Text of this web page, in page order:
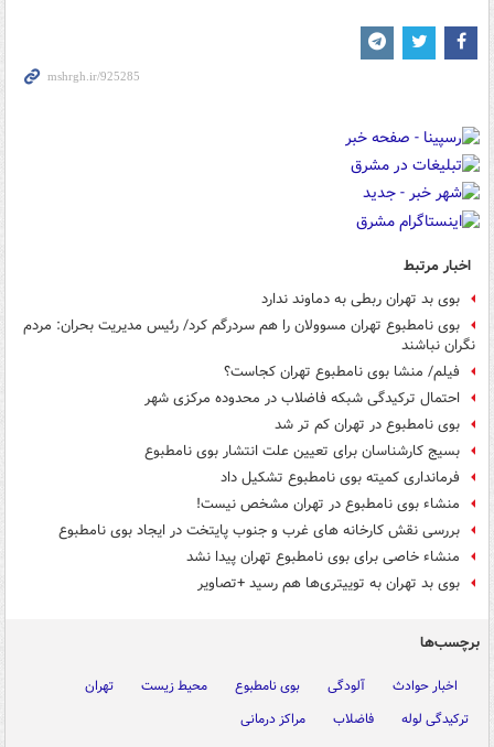
اخبار مرتبط
بوی بد تهران ربطی به دماوند ندارد
بوی نامطبوع تهران مسوولان را هم سردرگم کرد/ رئیس مدیریت بحران: مردم
نگران نباشند
فیلم/ منشا بوی نامطبوع تهران کجاست؟
احتمال ترکیدگی شبکه فاضلاب در محدوده مرکزی شهر
بوی نامطبوع در تهران کم تر شد
بسیج کارشناسان برای تعیین علت انتشار بوی نامطبوع
فرمانداری کمیته بوی نامطبوع تشکیل داد
منشاء بوی نامطبوع در تهران مشخص نیست!
بررسی نقش کارخانه های غرب و جنوب پایتخت در ایجاد بوی نامطبوع
منشاء خاصی برای بوی نامطبوع تهران پیدا نشد
بوی بد تهران به توییتری‌ها هم رسید +تصاویر
برچسب‌ها
اخبار حوادث آلودگی بوی نامطبوع محیط زیست
تهران
ترکیدگی لوله
فاضلاب مراکز درمانی